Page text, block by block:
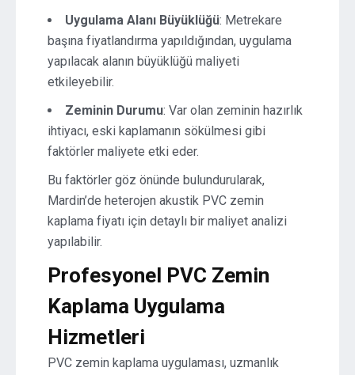
Uygulama Alanı Büyüklüğü: Metrekare
başına fiyatlandırma yapıldığından, uygulama
yapılacak alanın büyüklüğü maliyeti
etkileyebilir.
Zeminin Durumu: Var olan zeminin hazırlık
ihtiyacı, eski kaplamanın sökülmesi gibi
faktörler maliyete etki eder.
Bu faktörler göz önünde bulundurularak,
Mardin’de heterojen akustik PVC zemin
kaplama fiyatı için detaylı bir maliyet analizi
yapılabilir.
Profesyonel PVC Zemin
Kaplama Uygulama
Hizmetleri
PVC zemin kaplama uygulaması, uzmanlık